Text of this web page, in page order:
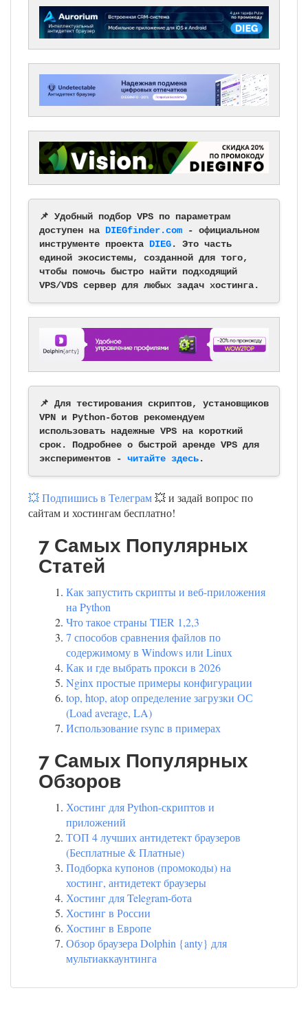
📌 Удобный подбор VPS по параметрам
доступен на DIEGfinder.com - официальном
инструменте проекта DIEG. Это часть
единой экосистемы, созданной для того,
чтобы помочь быстро найти подходящий
VPS/VDS сервер для любых задач хостинга.
📌 Для тестирования скриптов, установщиков
VPN и Python-ботов рекомендуем
использовать надежные VPS на короткий
срок. Подробнее о быстрой аренде VPS для
экспериментов - читайте здесь.
💥 Подпишись в Телеграм💥 и задай вопрос по
сайтам и хостингам бесплатно!
7 Самых Популярных
Статей
Как запустить скрипты и веб-приложения
на Python
Что такое страны TIER 1,2,3
7 способов сравнения файлов по
содержимому в Windows или Linux
Как и где выбрать прокси в 2026
Nginx простые примеры конфигурации
top, htop, atop определение загрузки ОС
(Load average, LA)
Использование rsync в примерах
7 Самых Популярных
Обзоров
Хостинг для Python-скриптов и
приложений
ТОП 4 лучших антидетект браузеров
(Бесплатные & Платные)
Подборка купонов (промокоды) на
хостинг, антидетект браузеры
Хостинг для Telegram-бота
Хостинг в России
Хостинг в Европе
Обзор браузера Dolphin {anty} для
мультиаккаунтинга